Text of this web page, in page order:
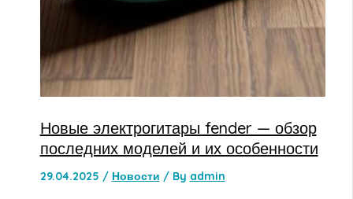
Новые электрогитары fender — обзор
последних моделей и их особенности
29.04.2025 / Новости / By admin